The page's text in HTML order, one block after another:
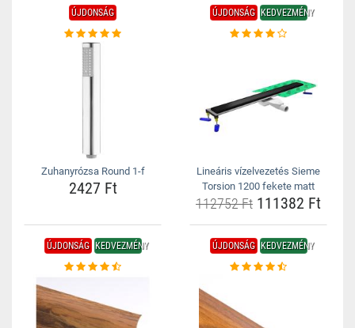
ÚJDONSÁG
Zuhanyrózsa Round 1-f
2427 Ft
ÚJDONSÁG KEDVEZMÉNY
Lineáris vízelvezetés Sieme
Torsion 1200 fekete matt
112752 Ft 111382 Ft
ÚJDONSÁG KEDVEZMÉNY ÚJDONSÁG KEDVEZMÉNY